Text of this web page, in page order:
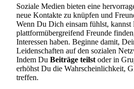
Soziale Medien bieten eine
neue Kontakte zu knüpfen und
Wenn Du Dich einsam fühlst, kannst
plattformübergreifend Freunde
Interessen haben. Beginne damit,
Leidenschaften auf den sozialen
Indem Du Beiträge teilst oder in
erhöhst Du die Wahrscheinlichkeit,
treffen.